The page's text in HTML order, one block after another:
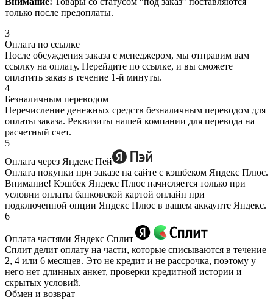
только после предоплаты.
3
Оплата по ссылке
После обсуждения заказа с менеджером, мы отправим вам
ссылку на оплату. Перейдите по ссылке, и вы сможете
оплатить заказ в течение 1-й минуты.
4
Безналичным переводом
Перечисление денежных средств безналичным переводом для
оплаты заказа. Реквизиты нашей компании для перевода на
расчетный счет.
5
Оплата через Яндекс Пей
Оплата покупки при заказе на сайте с кэшбеком Яндекс Плюс.
Внимание! Кэшбек Яндекс Плюс начисляется только при
условии оплаты банковской картой онлайн при
подключенной опции Яндекс Плюс в вашем аккаунте Яндекс.
6
Оплата частями Яндекс Сплит
Сплит делит оплату на части, которые списываются в течение
2, 4 или 6 месяцев. Это не кредит и не рассрочка, поэтому у
него нет длинных анкет, проверки кредитной истории и
скрытых условий.
Обмен и возврат